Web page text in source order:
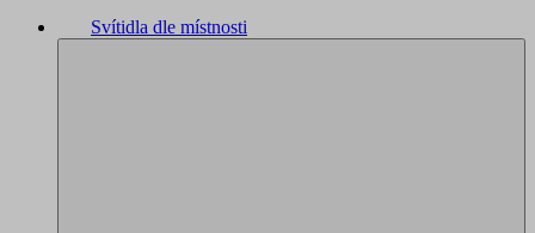
Svítidla dle místnosti